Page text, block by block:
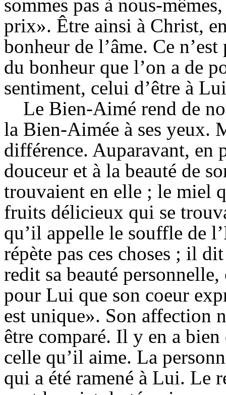
sommes pas à nous-
prix». Être ainsi à Christ,
bonheur de l’âme. Ce
du bonheur que l’on a de
sentiment, celui d’être à
Le Bien-Aimé rend de
la Bien-Aimée à ses yeux.
différence. Auparavant, en
douceur et à la beauté de
trouvaient en elle ; le miel
fruits délicieux qui se
qu’il appelle le souffle de
répète pas ces choses ; il
redit sa beauté personnelle,
pour Lui que son coeur
est unique». Son affection
être comparé. Il y en a bien
celle qu’il aime. La
qui a été ramené à Lui. Le